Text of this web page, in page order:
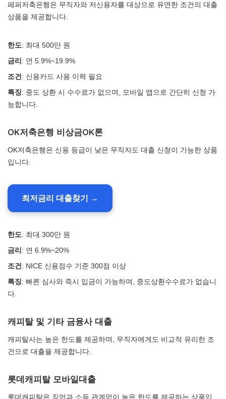
페퍼저축은행은 무직자와 저신용자를 대상으로 유연한 조건의 대출
상품을 제공합니다.
한도: 최대 500만 원
금리 : 연 5.9%~19.9%
조건 : 신용카드 사용 이력 필요
특징: 중도 상환 시 수수료가 없으며, 모바일 앱으로 간단히 신청 가
능합니다.
OK저축은행 비상금OK론
OK저축은행은 신용 등급이 낮은 무직자도 대출 신청이 가능한 상품
입니다.
최저금리 대출찾기 →
한도: 최대 300만 원
금리 : 연 6.9%~20%
조건 : NICE 신용점수 기준 300점 이상
특징: 빠른 심사와 즉시 입금이 가능하며, 중도상환수수료가 없습니
다.
캐피탈 및 기타 금융사 대출
캐피탈사는 높은 한도를 제공하며, 무직자에게도 비교적 유리한 조
건으로 대출을 제공합니다.
롯데캐피탈 모바일대출
롯데캐피탈은 직업과 소득 관계없이 높은 한도를 제공하는 상품입